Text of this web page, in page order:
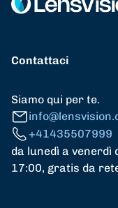
Contattaci
Siamo qui per te.
+41435507999
da lunedì a
17:00, gratis da